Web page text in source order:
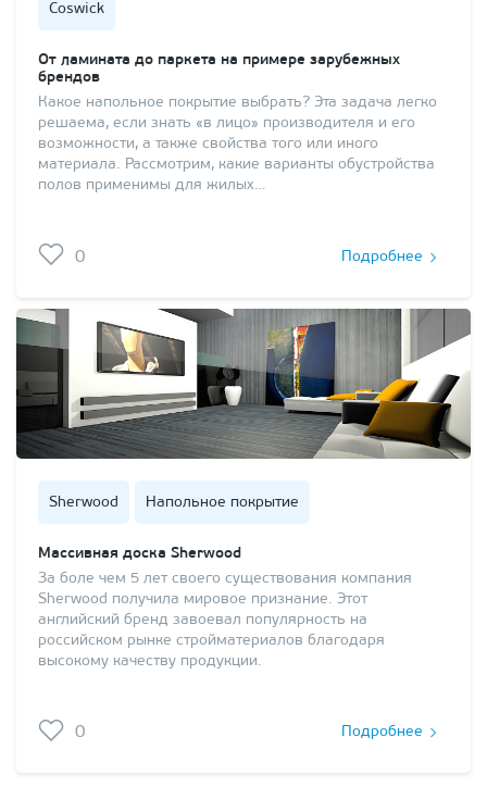
Coswick
От ламината до паркета на примере зарубежных
брендов
Какое напольное покрытие выбрать? Эта задача легко
решаема, если знать «в лицо» производителя и его
возможности, а также свойства того или иного
материала. Рассмотрим, какие варианты обустройства
полов применимы для жилых…
0 Подробнее
Sherwood Напольное покрытие
Массивная доска Sherwood
За боле чем 5 лет своего существования компания
Sherwood получила мировое признание. Этот
английский бренд завоевал популярность на
российском рынке стройматериалов благодаря
высокому качеству продукции.
0 Подробнее